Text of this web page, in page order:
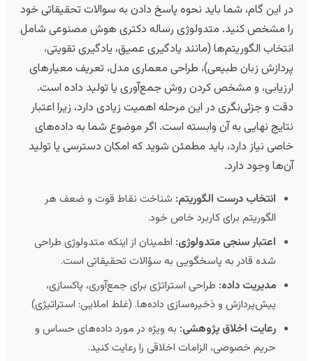
این گام، شما باید نحوه پاسخ دادن به سوالات تحقیقاتی خود
مشخص کنید. متدولوژی رساله دکتری هوش مصنوعی شامل
الگوریتم‌ها (مانند یادگیری عمیق، یادگیری تقویتی،
زبان طبیعی)، طراحی معماری مدل، تعریف معیارهای
و مشخص کردن روش جمع‌آوری یا تولید داده است.
و جزئی‌نگری در این مرحله اهمیت زیادی دارد، زیرا اعتبار
نهایی به آن وابسته است. اگر موضوع شما به داده‌های
نیاز دارد، باید مطمئن شوید که امکان دسترسی یا تولید
وجود دارد.
انتخاب درست الگوریتم:شناخت نقاط قوت و ضعف هر
الگوریتم برای کاربرد خاص خود.
اعتبار سنجی متدولوژی:اطمینان از اینکه متدولوژی طراحی
شده قادر به پاسخگویی به سؤالات تحقیقاتی است.
مدیریت داده: طراحی استراتژی برای جمع‌آوری، پاکسازی،
پیش‌پردازش و ذخیره‌سازی داده‌ها. (غلط املایی: استراتیژی)
رعایت اخلاق پژوهشی:به ویژه در مورد داده‌های حساس و
حریم خصوصی، الزامات اخلاقی را رعایت کنید.